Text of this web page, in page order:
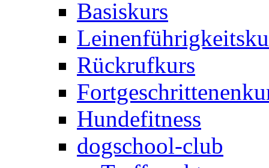
Basiskurs
Rückrufkurs
Hundefitness
dogschool-club